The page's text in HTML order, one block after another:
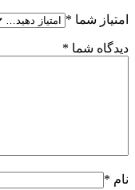
امتیاز شما *
دیدگاه شما *
نام *